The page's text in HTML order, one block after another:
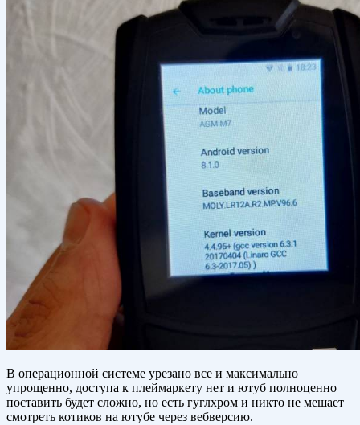
В операционной системе урезано все и максимально
упрощенно, доступа к плеймаркету нет и ютуб полноценно
поставить будет сложно, но есть гуглхром и никто не мешает
смотреть котиков на ютубе через вебверсию.